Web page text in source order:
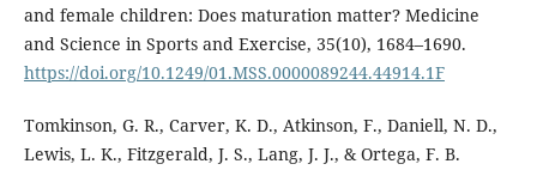
and female children: Does maturation matter? Medicine
and Science in Sports and Exercise, 35(10), 1684–1690.
https://doi.org/10.1249/01.MSS.0000089244.44914.1F
Tomkinson, G. R., Carver, K. D., Atkinson, F., Daniell, N. D.,
Lewis, L. K., Fitzgerald, J. S., Lang, J. J., & Ortega, F. B.